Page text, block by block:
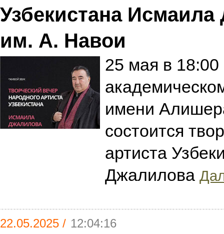
Узбекистана
им. А. Навои
25 мая в 18:00
имени
состоится
артиста
Джалилова
22.05.2025 / 12:04:16